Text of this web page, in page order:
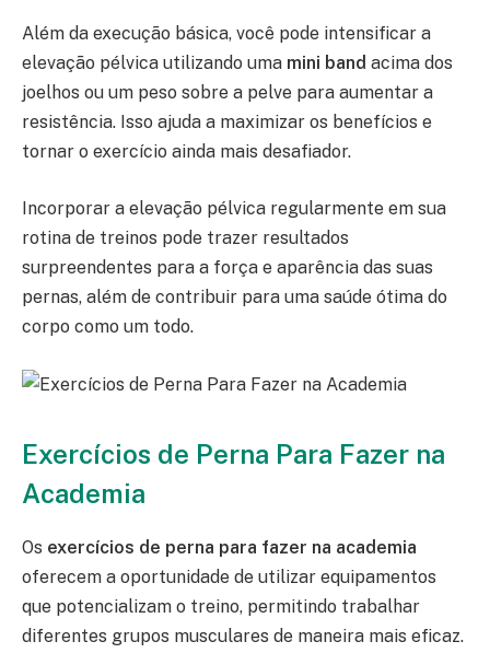
Além da execução básica, você pode intensificar a
elevação pélvica utilizando uma mini band acima dos
joelhos ou um peso sobre a pelve para aumentar a
resistência. Isso ajuda a maximizar os benefícios e
tornar o exercício ainda mais desafiador.
Incorporar a elevação pélvica regularmente em sua
rotina de treinos pode trazer resultados
surpreendentes para a força e aparência das suas
pernas, além de contribuir para uma saúde ótima do
corpo como um todo.
Exercícios de Perna Para Fazer na
Academia
Os exercícios de perna para fazer na academia
oferecem a oportunidade de utilizar equipamentos
que potencializam o treino, permitindo trabalhar
diferentes grupos musculares de maneira mais eficaz.